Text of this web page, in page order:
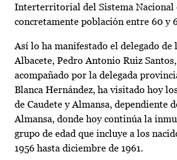
Interterritorial del Sistema Nacional
concretamente población entre 60 y
Así lo ha manifestado el delegado de
Albacete, Pedro Antonio Ruiz
acompañado por la delegada
Blanca Hernández, ha visitado hoy
de Caudete y Almansa, dependiente
Almansa, donde hoy continúa la
grupo de edad que incluye a los
1956 hasta diciembre de 1961.